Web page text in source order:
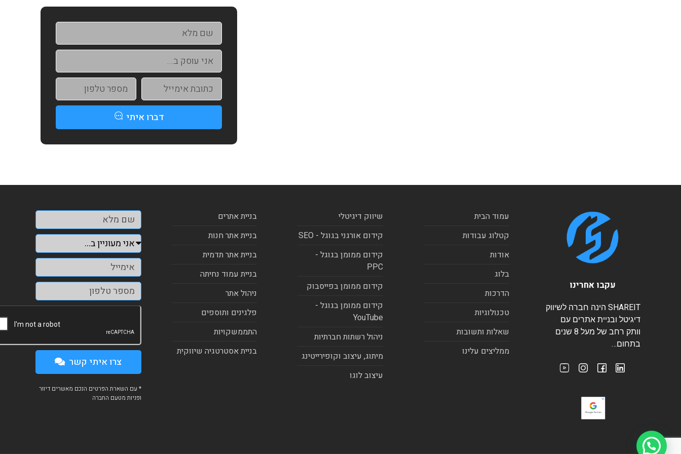
דברו איתי
עקבו אחרינו
SHAREIT הינה חברה לשיווק
דיגיטל ובניית אתרים עם
וותק רחב של מעל 8 שנים
בתחום…
עמוד הבית
קטלוג עבודות
אודות
בלוג
הדרכות
טכנולוגיות
שאלות ותשובות
ממליצים עלינו
שיווק דיגיטלי
קידום אורגני בגוגל - SEO
קידום ממומן בגוגל -
PPC
קידום ממומן בפייסבוק
קידום ממומן בגוגל -
YouTube
ניהול רשתות חברתיות
מיתוג, עיצוב וקופירייטינג
עיצוב לוגו
בניית אתרים
בניית אתר חנות
בניית אתר תדמית
בניית עמוד נחיתה
ניהול אתר
פלגינים ותוספים
התממשקויות
בניית אסטרטגיה שיווקית
צרו איתי קשר
* עם השארת הפרטים הנכם מאשרים דיוור
ופניות מטעם החברה